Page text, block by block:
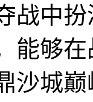
战中
能够
沙城